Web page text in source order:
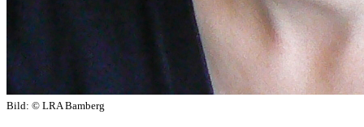
Bild: © LRA Bamberg